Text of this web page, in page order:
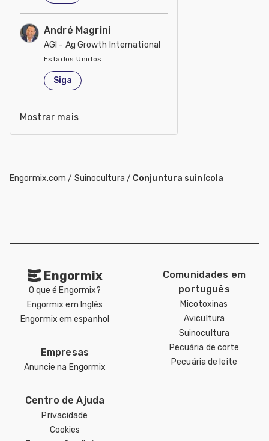
André Magrini
AGI - Ag Growth International
Estados Unidos
Siga
Mostrar mais
Engormix.com / Suinocultura / Conjuntura suinícola
Engormix
O que é Engormix?
Engormix em Inglês
Engormix em espanhol
Empresas
Anuncie na Engormix
Comunidades em
português
Micotoxinas
Avicultura
Suinocultura
Pecuária de corte
Pecuária de leite
Centro de Ajuda
Privacidade
Cookies